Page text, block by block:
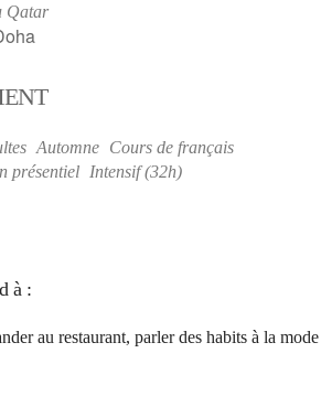
Qatar
Automne Cours de français
présentiel Intensif (32h)
à :
au restaurant, parler des habits à la mode